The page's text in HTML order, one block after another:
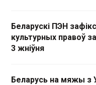
Беларускі ПЭН
культурных правоў
3 жніўня
Беларусь на мяжы з